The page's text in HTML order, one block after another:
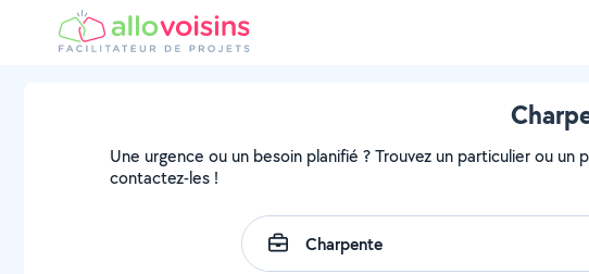
Une urgence ou un besoin planifié ? Trouvez un particulier ou
contactez-les !